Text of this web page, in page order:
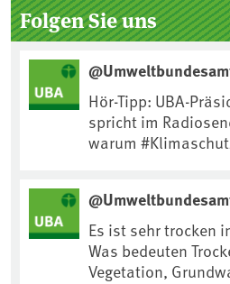
Seitenleiste
Folgen Sie uns
Hör-Tipp: UBA-
spricht im
warum #Klimaschutz die wichtigste
https://
Es ist sehr trocken
Was bedeuten
Vegetation,